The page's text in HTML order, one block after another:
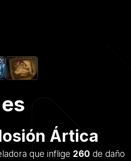
Ártica
que inflige 260 de daño